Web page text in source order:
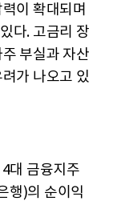
이 확대되며
다. 고금리 장
부실과 자산
가 나오고 있
대 금융지주
행)의 순이익